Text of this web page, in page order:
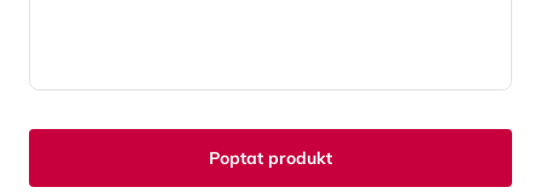
Poptat produkt